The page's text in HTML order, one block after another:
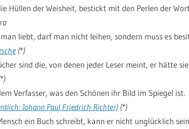
Hüllen der Weisheit, bestickt mit den Perlen der
liebt, darf man nicht leihen, sondern muss es
(*)
sind die, von denen jeder Leser meint, er hätte
Verfasser, was den Schönen ihr Bild im Spiegel ist.
Johann Paul Friedrich Richter)(*)
ein Buch schreibt, kann er nicht unglücklich